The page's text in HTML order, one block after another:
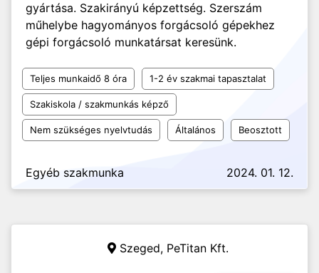
gyártása. Szakirányú képzettség. Szerszám
műhelybe hagyományos forgácsoló gépekhez
gépi forgácsoló munkatársat keresünk.
Teljes munkaidő 8 óra 1-2 év szakmai tapasztalat
Szakiskola / szakmunkás képző
Nem szükséges nyelvtudás Általános Beosztott
Egyéb szakmunka 2024. 01. 12.
Szeged, PeTitan Kft.